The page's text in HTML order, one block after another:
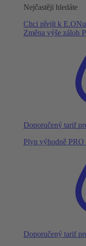
Nejčastěji hledáte
Chci přejít k E.ONu
Změna výše záloh
Doporučený tarif
Plyn výhodně
Doporučený tarif